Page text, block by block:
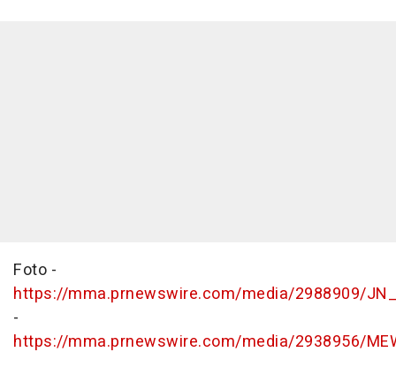
Foto -
https://mma.prnewswire.com/media/2988909/
-
https://mma.prnewswire.com/media/2938956/